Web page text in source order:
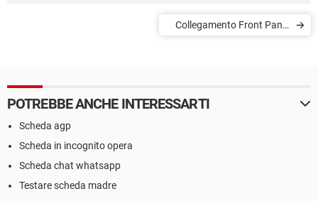
Collegamento Front Panel
POTREBBE ANCHE INTERESSARTI
Scheda agp
Scheda in incognito opera
Scheda chat whatsapp
Testare scheda madre